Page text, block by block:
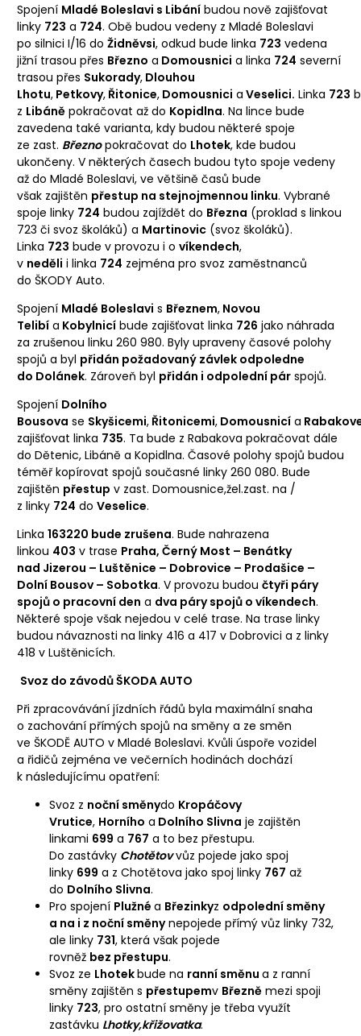
Spojení Mladé Boleslavi s Libání budou nově zajišťovat
linky 723 a 724. Obě budou vedeny z Mladé Boleslavi
po silnici I/16 do Židněvsi, odkud bude linka 723 vedena
jižní trasou přes Březno a Domousnici a linka 724 severní
trasou přes Sukorady, Dlouhou
Lhotu, Petkovy, Řitonice, Domousnici a Veselici. Linka 723
z Libáně pokračovat až do Kopidlna. Na lince bude
zavedena také varianta, kdy budou některé spoje
ze zast. Březno pokračovat do Lhotek, kde budou
ukončeny. V některých časech budou tyto spoje vedeny
až do Mladé Boleslavi, ve většině časů bude
však zajištěn přestup na stejnojmennou linku. Vybrané
spoje linky 724 budou zajíždět do Března (proklad s linkou
723 či svoz školáků) a Martinovic (svoz školáků).
Linka 723 bude v provozu i o víkendech,
v neděli i linka 724 zejména pro svoz zaměstnanců
do ŠKODY Auto.
Spojení Mladé Boleslavi s Březnem, Novou
Telibí a Kobylnicí bude zajišťovat linka 726 jako náhrada
za zrušenou linku 260 980. Byly upraveny časové polohy
spojů a byl přidán požadovaný závlek odpoledne
do Dolánek. Zároveň byl přidán i odpolední pár spojů.
Spojení Dolního
Bousova se Skyšicemi, Řitonicemi, Domousnicí a
zajišťovat linka 735. Ta bude z Rabakova pokračovat dále
do Dětenic, Libáně a Kopidlna. Časové polohy spojů budou
téměř kopírovat spojů současné linky 260 080. Bude
zajištěn přestup v zast. Domousnice,žel.zast. na /
z linky 724 do Veselice.
Linka 163220 bude zrušena. Bude nahrazena
linkou 403 v trase Praha, Černý Most – Benátky
nad Jizerou – Luštěnice – Dobrovice – Prodašice –
Dolní Bousov – Sobotka. V provozu budou čtyři páry
spojů o pracovní den a dva páry spojů o víkendech.
Některé spoje však nejedou v celé trase. Na trase linky
budou návaznosti na linky 416 a 417 v Dobrovici a z linky
418 v Luštěnicích.
Svoz do závodů ŠKODA AUTO
Při zpracovávání jízdních řádů byla maximální snaha
o zachování přímých spojů na směny a ze směn
ve ŠKODĚ AUTO v Mladé Boleslavi. Kvůli úspoře vozidel
a řidičů zejména ve večerních hodinách dochází
k následujícímu opatření:
Svoz z noční směnydo Kropáčovy
Vrutice, Horního a Dolního Slivna je zajištěn
linkami 699 a 767 a to bez přestupu.
Do zastávky Chotětov vůz pojede jako spoj
linky 699 a z Chotětova jako spoj linky 767 až
do Dolního Slivna.
Pro spojení Plužné a Březinkyz odpolední směny
a na i z noční směnynepojede přímý vůz linky 732,
ale linky 731, která však pojede
rovněž bez přestupu.
Svoz ze Lhotekbude na ranní směnu a z ranní
směny zajištěn s přestupemv Březně mezi spoji
linky 723, pro ostatní směny je třeba využít
zastávku Lhotky,křižovatka.